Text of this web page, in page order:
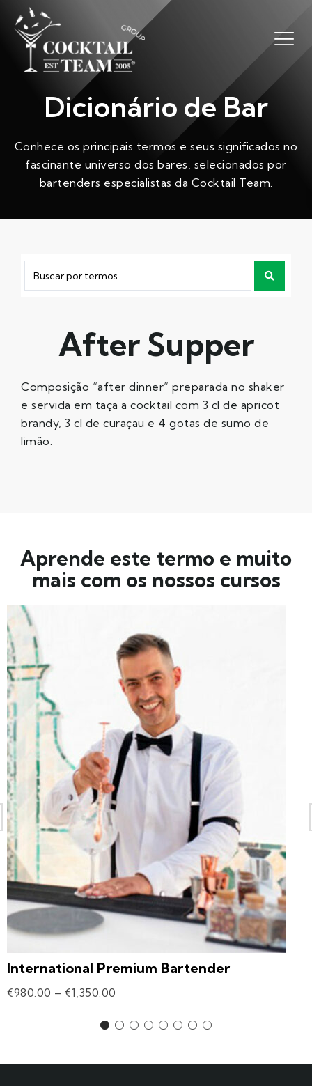
Dicionário de Bar
Conhece os principais termos e seus significados no
fascinante universo dos bares, selecionados por
bartenders especialistas da Cocktail Team.
After Supper
Composição “after dinner” preparada no shaker
e servida em taça a cocktail com 3 cl de apricot
brandy, 3 cl de curaçau e 4 gotas de sumo de
limão.
Aprende este termo e muito
mais com os nossos cursos
International Premium Bartender
€980.00 – €1,350.00